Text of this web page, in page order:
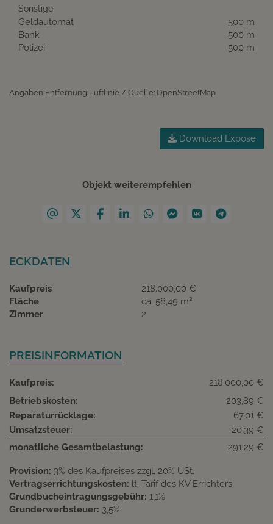
Sonstige
Geldautomat
500 m
Bank
500 m
Polizei
500 m
Angaben Entfernung Luftlinie / Quelle: OpenStreetMap
Download Expose
Objekt weiterempfehlen
ECKDATEN
Kaufpreis
218.000,00 €
Fläche
ca. 58,49 m2
Zimmer 2
PREISINFORMATION
Kaufpreis:
218.000,00 €
Betriebskosten:
203,89 €
Reparaturrücklage:
67,01 €
Umsatzsteuer:
20,39 €
monatliche Gesamtbelastung:
291,29 €
Provision: 3% des Kaufpreises zzgl. 20% USt.
Vertragserrichtungskosten: lt. Tarif des KV Errichters
Grundbucheintragungsgebühr: 1,1%
Grunderwerbsteuer: 3,5%